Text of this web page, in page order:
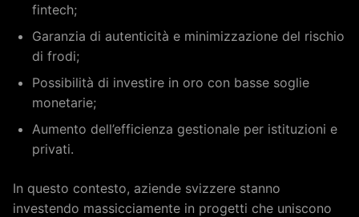
fintech;
Garanzia di autenticità e minimizzazione del rischio
di frodi;
Possibilità di investire in oro con basse soglie
monetarie;
Aumento dell’efficienza gestionale per istituzioni e
privati.
In questo contesto, aziende svizzere stanno
investendo massicciamente in progetti che uniscono